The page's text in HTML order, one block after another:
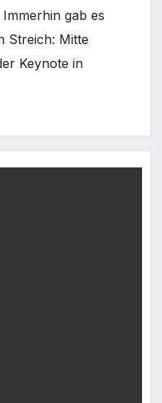
gab es
Streich: Mitte
Keynote in